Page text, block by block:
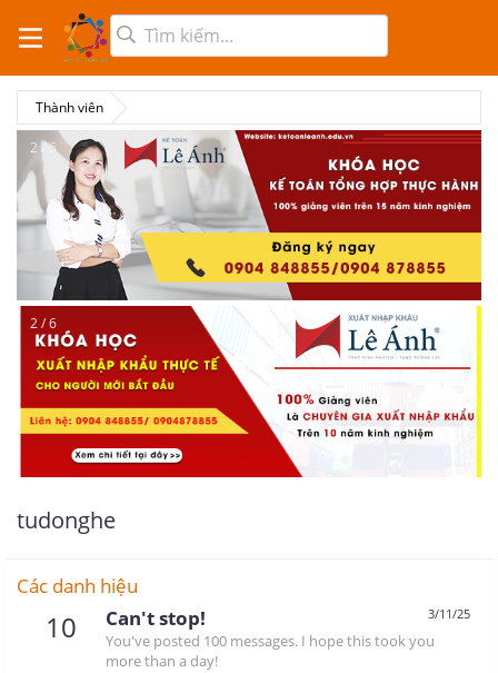
Thành viên
2 / 6
2 / 6
tudonghe
Các danh hiệu
10 3/11/25
Can't stop!
You've posted 100 messages. I hope this took you
more than a day!